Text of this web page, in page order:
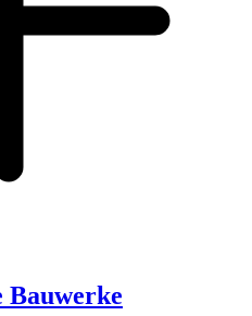
Bauwerke